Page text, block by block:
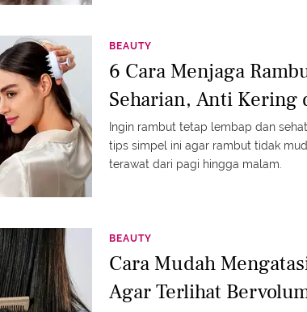
BEAUTY
6 Cara Menjaga
Seharian, Anti Kering
Ingin rambut tetap lembap dan
tips simpel ini agar rambut tidak
terawat dari pagi hingga malam.
BEAUTY
Cara Mudah
Agar Terlihat